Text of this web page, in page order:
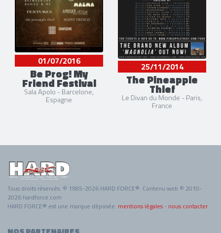
01/07/2016
Be Prog! My
Friend Festival
Sala Apolo - Barcelone,
Espagne
25/11/2014
The Pineapple
Thief
Le Divan du Monde - Paris,
France
Tous droits réservés. © 1985-2026 HARD FORCE®. Contenu web © 2010-
2026 hardforce.com
HARD FORCE® est une marque déposée. mentions légales - nous contacter